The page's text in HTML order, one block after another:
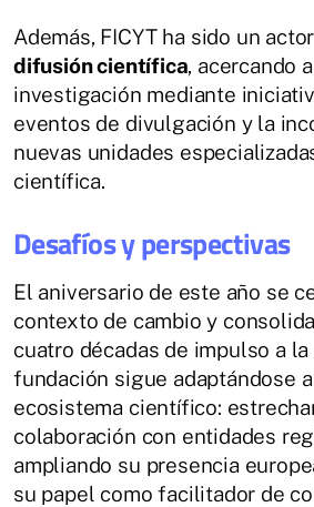
Además, FICYT ha sido un
difusión científica, acercando
investigación mediante
eventos de divulgación y la
nuevas unidades
científica.
Desafíos y perspectivas
El aniversario de este año se
contexto de cambio y
cuatro décadas de impulso a la
fundación sigue adaptándose
ecosistema científico:
colaboración con entidades
ampliando su presencia
su papel como facilitador de